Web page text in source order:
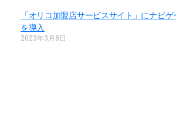
「オリコ加盟店サービスサイト」にナビ
を導入
2023年3月8日